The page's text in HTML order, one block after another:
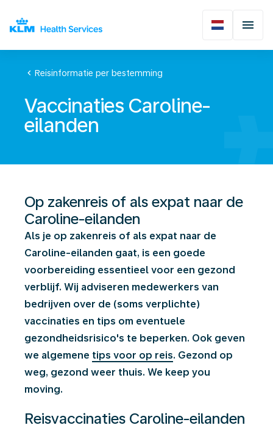
chevron_left Reisinformatie per bestemming
Vaccinaties Caroline-
eilanden
Op zakenreis of als expat naar de
Caroline-eilanden
Als je op zakenreis of als expat naar de
Caroline-eilanden gaat, is een goede
voorbereiding essentieel voor een gezond
verblijf. Wij adviseren medewerkers van
bedrijven over de (soms verplichte)
vaccinaties en tips om eventuele
gezondheidsrisico's te beperken. Ook geven
we algemene tips voor op reis. Gezond op
weg, gezond weer thuis. We keep you
moving.
Reisvaccinaties Caroline-eilanden